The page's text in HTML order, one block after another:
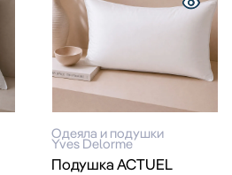
Одеяла и подушки
Yves Delorme
Подушка ACTUEL